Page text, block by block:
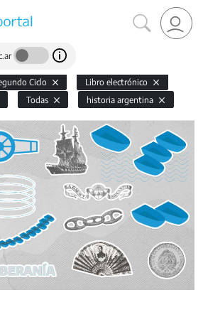
Ciclo
Libro electrónico
Todas historia argentina